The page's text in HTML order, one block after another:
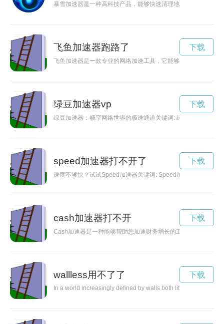
暴雪加速器是一种高科技产品，能够快速清理地面积雪，提高
飞鱼加速器跑路了
飞鱼加速器是一款专业的网络加速工具，它能够提供安全稳定
下载
绿豆加速器vp
绿豆加速器：畅享网络世界的极速通道关键词: 绿豆加速器、网
下载
speed加速器打不开了
速度不够快？试试Speed加速器关键词: Speed加速器，浏览速
下载
cash加速器打不开
Cash加速器是一种能够帮助您加速财务增长的工具，通过优化
下载
wallless用不了了
In a world increasingly defined by walls both literal and
下载